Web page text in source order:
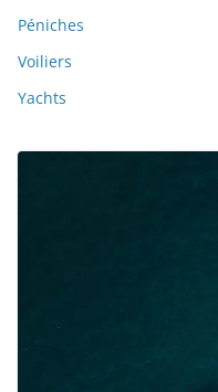
Péniches
Voiliers
Yachts